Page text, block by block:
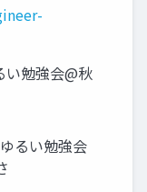
い勉強会@秋
るい勉強会